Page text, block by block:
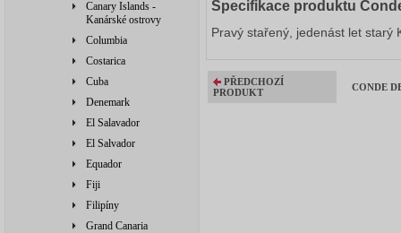
Canary Islands -
Kanárské ostrovy
Columbia
Costarica
Cuba
Denemark
El Salavador
El Salvador
Equador
Fiji
Filipíny
Grand Canaria
Specifikace produktu
Pravý stařený, jedenást let starý
PŘEDCHOZÍ
PRODUKT
CONDE